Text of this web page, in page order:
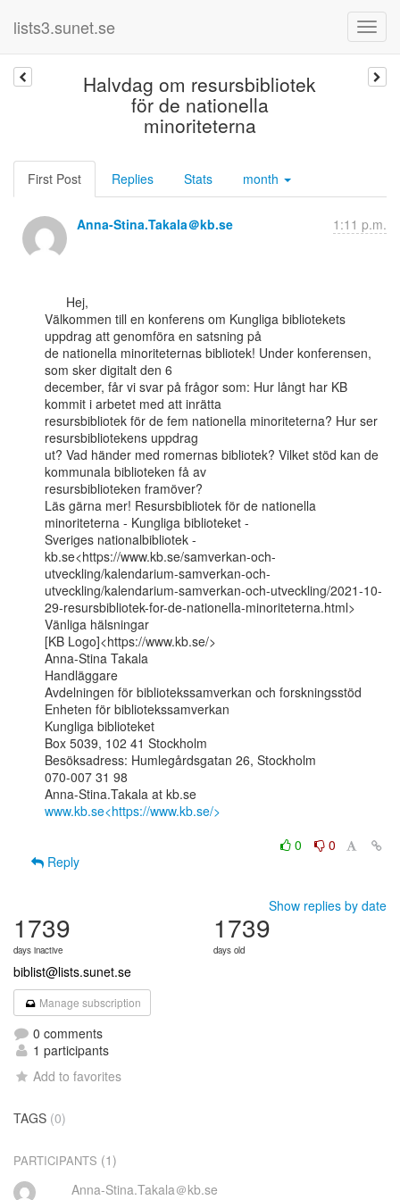
lists3.sunet.se
Halvdag om resursbibliotek
för de nationella
minoriteterna
First Post Replies Stats month
Anna-Stina.Takala＠kb.se 1:11 p.m.
Välkommen till en konferens om Kungliga bibliotekets
uppdrag att genomföra en satsning på
de nationella minoriteternas bibliotek! Under konferensen,
som sker digitalt den 6
december, får vi svar på frågor som: Hur långt har KB
kommit i arbetet med att inrätta
resursbibliotek för de fem nationella minoriteterna? Hur ser
resursbibliotekens uppdrag
ut? Vad händer med romernas bibliotek? Vilket stöd kan de
kommunala biblioteken få av
resursbiblioteken framöver?
Läs gärna mer! Resursbibliotek för de nationella
minoriteterna - Kungliga biblioteket -
Sveriges nationalbibliotek -
kb.se<https://www.kb.se/samverkan-och-
utveckling/kalendarium-samverkan-och-
utveckling/kalendarium-samverkan-och-utveckling/2021-10-
29-resursbibliotek-for-de-nationella-minoriteterna.html>
Vänliga hälsningar
[KB Logo]<https://www.kb.se/>
Anna-Stina Takala
Handläggare
Avdelningen för bibliotekssamverkan och forskningsstöd
Enheten för bibliotekssamverkan
Kungliga biblioteket
Box 5039, 102 41 Stockholm
Besöksadress: Humlegårdsgatan 26, Stockholm
070-007 31 98
www.kb.se<https://www.kb.se/>
0
0
Reply
Show replies by date
1739
days inactive
1739
days old
biblist@lists.sunet.se
Manage subscription
0 comments
1 participants
Add to favorites
TAGS (0)
PARTICIPANTS (1)
Anna-Stina.Takala＠kb.se